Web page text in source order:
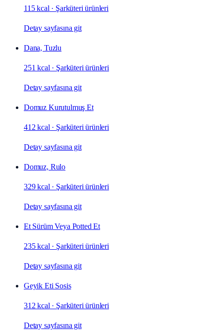
115 kcal · Şarküteri ürünleri
Detay sayfasına git
Dana, Tuzlu
251 kcal · Şarküteri ürünleri
Detay sayfasına git
Domuz Kurutulmuş Et
412 kcal · Şarküteri ürünleri
Detay sayfasına git
Domuz, Rulo
329 kcal · Şarküteri ürünleri
Detay sayfasına git
Et Sürüm Veya Potted Et
235 kcal · Şarküteri ürünleri
Detay sayfasına git
Geyik Eti Sosis
312 kcal · Şarküteri ürünleri
Detay sayfasına git